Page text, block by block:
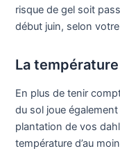
risque de gel soit
début juin, selon
La
En plus de tenir
du sol joue
plantation de vos
température d’au